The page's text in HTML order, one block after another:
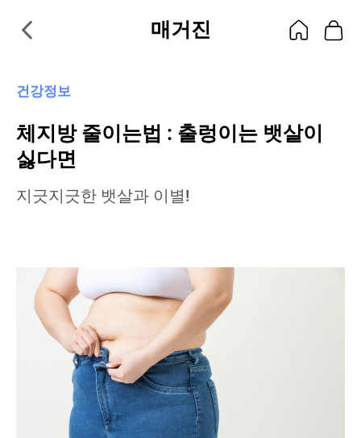
매거진
건강정보
체지방 줄이는법 : 출렁이는 뱃살이
싫다면
지긋지긋한 뱃살과 이별!